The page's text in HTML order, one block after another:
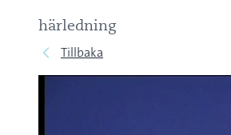
härledning
Tillbaka